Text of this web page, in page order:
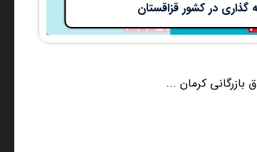
در کشور قزاقستان
بازرگانی کرمان ...